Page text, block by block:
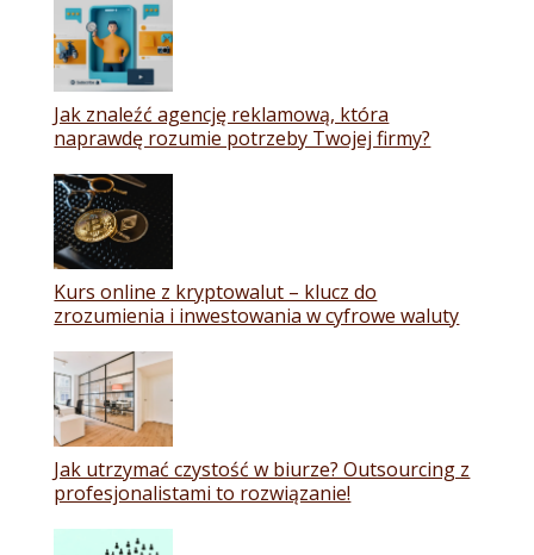
Jak znaleźć agencję reklamową, która
naprawdę rozumie potrzeby Twojej firmy?
Kurs online z kryptowalut – klucz do
zrozumienia i inwestowania w cyfrowe waluty
Jak utrzymać czystość w biurze? Outsourcing z
profesjonalistami to rozwiązanie!